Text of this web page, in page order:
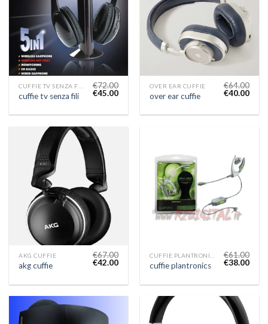
cuffie tv senza fili
€72.00
€45.00
OVER EAR CUFFIE
over ear cuffie
€64.00
€40.00
AKG CUFFIE
akg cuffie
€67.00
€42.00 cuffie plantronics
€61.00
€38.00